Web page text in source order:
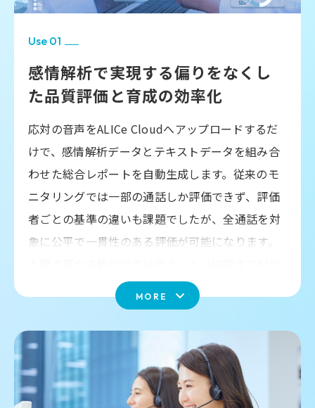
Use 01
感情解析で実現する偏りをなくし
た品質評価と育成の効率化
MORE
応対の音声をALICe Cloudへアップロードするだ
けで、感情解析データとテキストデータを組み合
わせた総合レポートを自動生成します。従来のモ
ニタリングでは一部の通話しか評価できず、評価
者ごとの基準の違いも課題でしたが、全通話を対
象に公平で一貫性のある評価が可能になります。
多角的に分析し、以下のような内容を数秒で提示
します。またプロンプト（AIへの指示）をカスタ
マイズすることにより出力項目を変更したり、重
点的に評価する箇所を設定するなど柔軟な対応が
可能です。